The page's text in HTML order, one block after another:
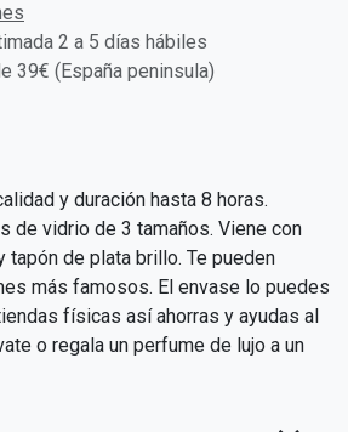
2 a 5 días hábiles
39€ (España peninsula)
y duración hasta 8 horas.
de vidrio de 3 tamaños. Viene con
tapón de plata brillo. Te pueden
más famosos. El envase lo puedes
físicas así ahorras y ayudas al
o regala un perfume de lujo a un